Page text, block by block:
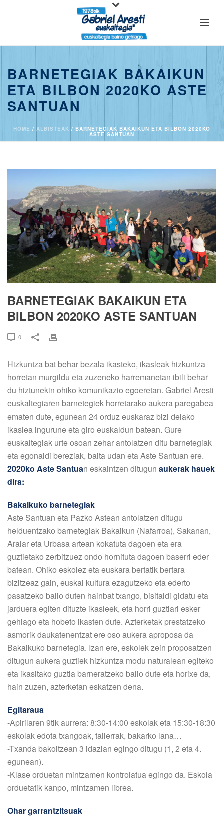
BARNETEGIAK BAKAIKUN
ETA BILBON 2020KO ASTE
SANTUAN
HOME / ALBISTEAK / BARNETEGIAK BAKAIKUN ETA BILBON 2020KO
ASTE SANTUAN
BARNETEGIAK BAKAIKUN ETA
BILBON 2020KO ASTE SANTUAN
0
Hizkuntza bat behar bezala ikasteko, ikasleak hizkuntza
horretan murgildu eta zuzeneko harremanetan ibili behar
du hiztunekin ohiko komunikazio egoeretan. Gabriel Aresti
euskaltegiaren barnetegiek horretarako aukera paregabea
ematen dute, egunean 24 orduz euskaraz bizi delako
ikaslea ingurune eta giro euskaldun batean. Gure
euskaltegiak urte osoan zehar antolatzen ditu barnetegiak
eta egonaldi bereziak, baita udan eta Aste Santuan ere.
2020ko Aste Santuan eskaintzen ditugun aukerak hauek
dira:
Bakaikuko barnetegiak
Aste Santuan eta Pazko Astean antolatzen ditugu
helduentzako barnetegiak Bakaikun (Nafarroa), Sakanan,
Aralar eta Urbasa artean kokatuta dagoen eta era
guztietako zerbitzuez ondo hornituta dagoen baserri eder
batean. Ohiko eskolez eta euskara bertatik bertara
bizitzeaz gain, euskal kultura ezagutzeko eta ederto
pasatzeko balio duten hainbat txango, bisitaldi gidatu eta
jarduera egiten dituzte ikasleek, eta horri guztiari esker
gehiago eta hobeto ikasten dute. Azterketak prestatzeko
asmorik daukatenentzat ere oso aukera aproposa da
Bakaikuko barnetegia. Izan ere, eskolek zein proposatzen
ditugun aukera guztiek hizkuntza modu naturalean egiteko
eta ikasitako guztia barneratzeko balio dute eta horixe da,
hain zuzen, azterketan eskatzen dena.
Egitaraua
-Apirilaren 9tik aurrera: 8:30-14:00 eskolak eta 15:30-18:30
eskolak edota txangoak, tailerrak, bakarko lana…
-Txanda bakoitzean 3 idazlan egingo ditugu (1, 2 eta 4.
egunean).
-Klase orduetan mintzamen kontrolatua egingo da. Eskola
orduetatik kanpo, mintzamen librea.
Ohar garrantzitsuak